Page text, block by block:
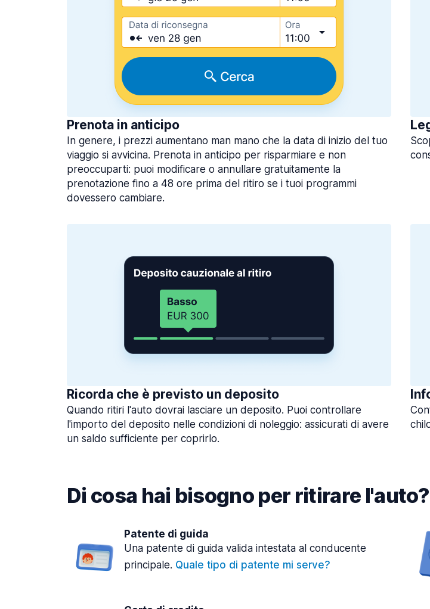
Prenota in anticipo
In genere, i prezzi aumentano man mano che la data di inizio del tuo
viaggio si avvicina. Prenota in anticipo per risparmiare e non
preoccuparti: puoi modificare o annullare gratuitamente la
prenotazione fino a 48 ore prima del ritiro se i tuoi programmi
dovessero cambiare.
Ricorda che è previsto un deposito
Quando ritiri l'auto dovrai lasciare un deposito. Puoi controllare
l'importo del deposito nelle condizioni di noleggio: assicurati di avere
un saldo sufficiente per coprirlo.
Di cosa hai bisogno per ritirare l'auto?
Patente di guida
Una patente di guida valida intestata al conducente
principale. Quale tipo di patente mi serve?